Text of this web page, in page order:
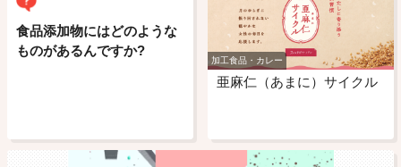
食品添加物にはどのような
ものがあるんですか?
加工食品・カレー
亜麻仁（あまに）サイクル